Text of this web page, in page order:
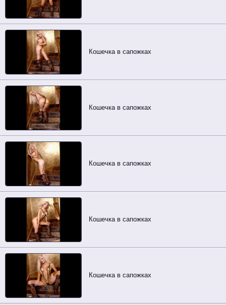
Кошечка в сапожках
Кошечка в сапожках
Кошечка в сапожках
Кошечка в сапожках
Кошечка в сапожках